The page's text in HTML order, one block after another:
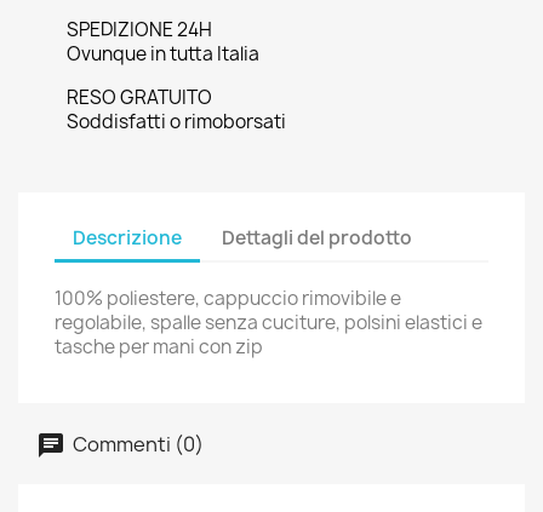
SPEDIZIONE 24H
Ovunque in tutta Italia
RESO GRATUITO
Soddisfatti o rimoborsati
Descrizione Dettagli del prodotto
100% poliestere, cappuccio rimovibile e
regolabile, spalle senza cuciture, polsini elastici e
tasche per mani con zip
Commenti (0)